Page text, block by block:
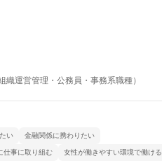
運営管理・公務員・事務系職種）
い 金融関係に携わりたい
仕事に取り組む 女性が働きやすい環境で働ける